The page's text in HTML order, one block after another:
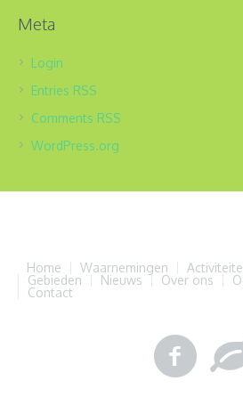
Meta
Login
Entries RSS
Comments RSS
WordPress.org
Home Waarnemingen
Gebieden
Nieuws Over ons
Contact